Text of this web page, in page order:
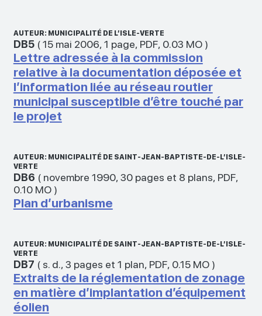
AUTEUR: MUNICIPALITÉ DE L’ISLE-VERTE
DB5(15 mai 2006, 1 page, PDF, 0.03 MO)
Lettre adressée à la commission
relative à la documentation déposée et
l’information liée au réseau routier
municipal susceptible d’être touché par
le projet
AUTEUR: MUNICIPALITÉ DE SAINT-JEAN-BAPTISTE-DE-L’ISLE-
VERTE
DB6 ( novembre 1990, 30 pages et 8 plans, PDF,
0.10 MO)
Plan d’urbanisme
AUTEUR: MUNICIPALITÉ DE SAINT-JEAN-BAPTISTE-DE-L’ISLE-
VERTE
DB7 ( s. d., 3 pages et 1 plan, PDF, 0.15 MO)
Extraits de la réglementation de zonage
en matière d’implantation d’équipement
éolien